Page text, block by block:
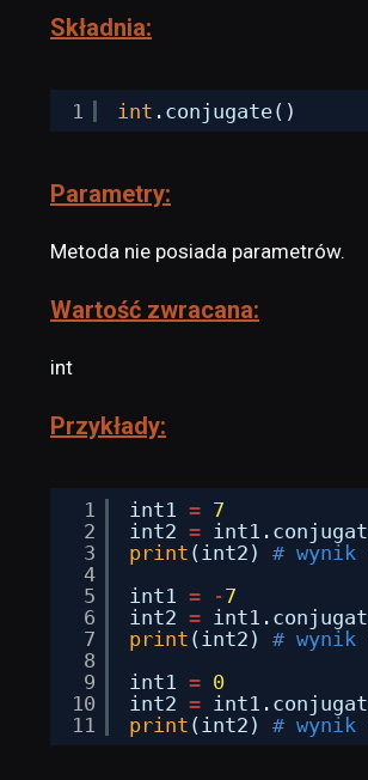
Składnia:
1 int .conjugate()
Parametry:
Metoda nie posiada parametrów.
Wartość zwracana:
int
Przykłady:
1
2
3
4
5
6
7
8
9
10
11
int1 = 7
int2 =
print (int2) # wynik
int1 = -7
int2 =
print (int2) #
int1 = 0
int2 =
print (int2) # wynik